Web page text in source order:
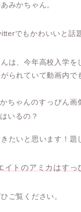
あみかちゃん。
でもかわいいと話
は、今年高校入学を
られていて動画内
ちゃんのすっぴん画
いるの？
たいと思います！題
イトのアミカはすっ
ご覧ください。